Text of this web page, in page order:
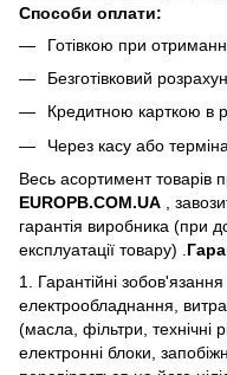
Способи оплати:
Готівкою при
Безготівковий
Кредитною карткою в
Через касу або
Весь асортимент товарів
EUROPB.COM.UA
,
гарантія виробника (при
експлуатації товару) .
1. Гарантійні
електрообладнання,
(масла, фільтри, технічні
електронні блоки,